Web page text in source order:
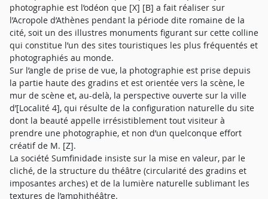
photographie est l’odéon que [X] [B] a fait réaliser sur
l’Acropole d’Athènes pendant la période dite romaine de la
cité, soit un des illustres monuments figurant sur cette colline
qui constitue l’un des sites touristiques les plus fréquentés et
photographiés au monde.
Sur l’angle de prise de vue, la photographie est prise depuis
la partie haute des gradins et est orientée vers la scène, le
mur de scène et, au-delà, la perspective ouverte sur la ville
d’[Localité 4], qui résulte de la configuration naturelle du site
dont la beauté appelle irrésistiblement tout visiteur à
prendre une photographie, et non d’un quelconque effort
créatif de M. [Z].
La société Sumfinidade insiste sur la mise en valeur, par le
cliché, de la structure du théâtre (circularité des gradins et
imposantes arches) et de la lumière naturelle sublimant les
textures de l’amphithéâtre.